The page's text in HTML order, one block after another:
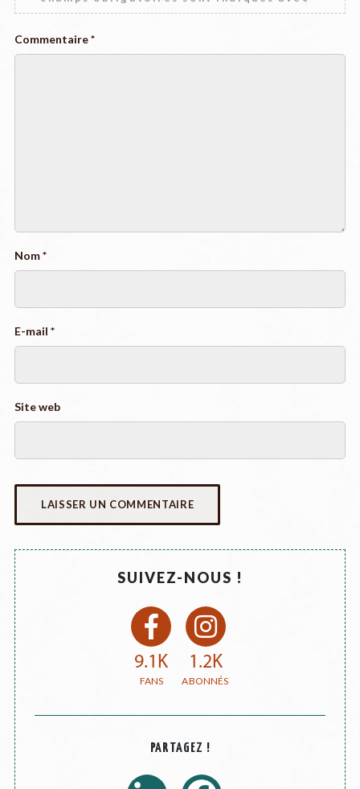
Commentaire*
Nom*
E-mail *
Site web
SUIVEZ-NOUS !
9.1K 1.2K
PARTAGEZ !